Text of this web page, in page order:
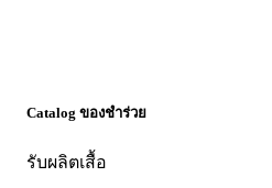
Catalog ของชำร่วย
รับผลิตเสื้อ